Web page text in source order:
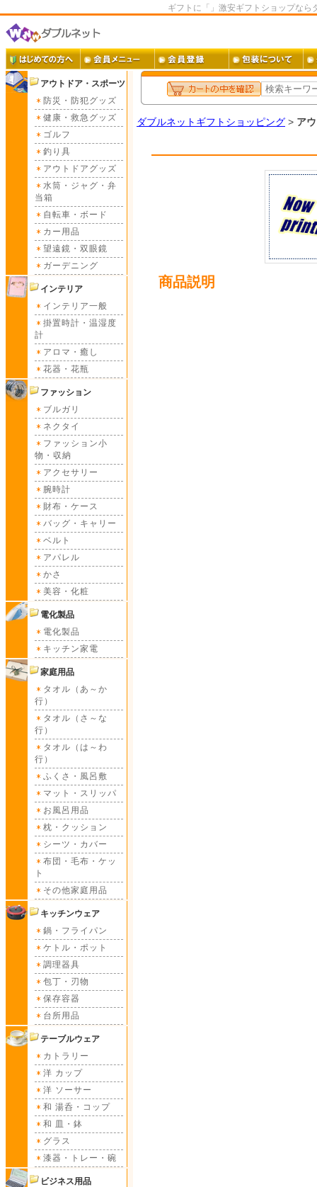
ギフトに「」激安ギフトショップなら
アウトドア・スポーツ
防災・防犯グッズ
健康・救急グッズ
ゴルフ
釣り具
アウトドアグッズ
水筒・ジャグ・弁
当箱
自転車・ボード
カー用品
望遠鏡・双眼鏡
ガーデニング
インテリア
インテリア一般
掛置時計・温湿度
計
アロマ・癒し
花器・花瓶
ファッション
ブルガリ
ネクタイ
ファッション小
物・収納
アクセサリー
腕時計
財布・ケース
バッグ・キャリー
ベルト
アパレル
かさ
美容・化粧
電化製品
電化製品
キッチン家電
家庭用品
タオル（あ～か
行）
タオル（さ～な
行）
タオル（は～わ
行）
ふくさ・風呂敷
マット・スリッパ
お風呂用品
枕・クッション
シーツ・カバー
布団・毛布・ケッ
ト
その他家庭用品
キッチンウェア
鍋・フライパン
ケトル・ポット
調理器具
包丁・刃物
保存容器
台所用品
テーブルウェア
カトラリー
洋 カップ
洋 ソーサー
和 湯呑・コップ
和 皿・鉢
グラス
漆器・トレー・碗
ビジネス用品
ダブルネットギフトショッピング > ア
商品説明